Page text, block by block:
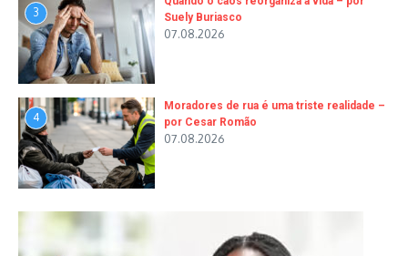
3
Suely Buriasco
07.08.2026
4
Moradores de rua é uma triste realidade –
por Cesar Romão
07.08.2026